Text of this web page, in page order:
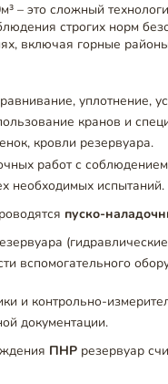
– это сложный
строгих норм
включая горные
уплотнение,
кранов и
кровли резервуара.
работ с соблюдением
необходимых испытаний.
пуско-
вспомогательного
и контрольно-
документации.
ПНР резервуар